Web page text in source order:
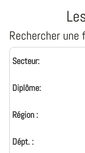
Rechercher une
Secteur:
Diplôme:
Région :
Dépt. :